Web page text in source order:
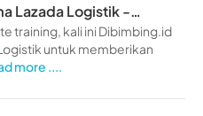
Lazada Logistik -
training, kali ini Dibimbing.id
untuk memberikan
more ....